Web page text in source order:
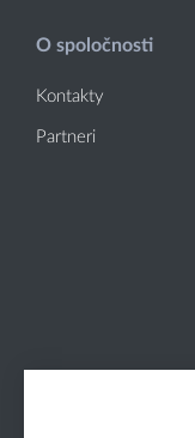
O spoločnosti
Kontakty
Partneri